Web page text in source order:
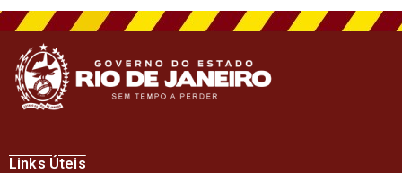
Links Úteis